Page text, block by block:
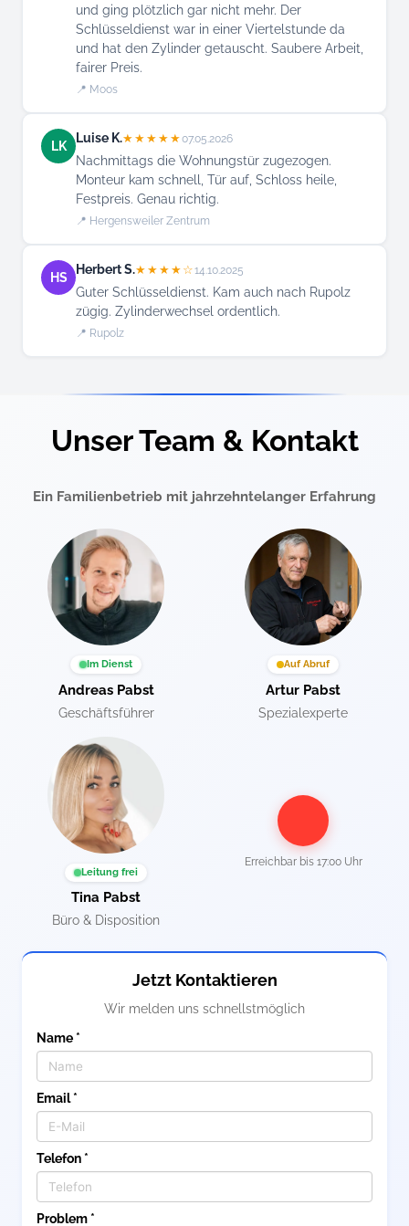
und ging plötzlich gar nicht mehr. Der
Schlüsseldienst war in einer Viertelstunde da
und hat den Zylinder getauscht. Saubere Arbeit,
fairer Preis.
📍 Moos
LK
Luise K.★★★★★07.05.2026
Nachmittags die Wohnungstür zugezogen.
Monteur kam schnell, Tür auf, Schloss heile,
Festpreis. Genau richtig.
📍 Hergensweiler Zentrum
HS
Herbert S.★★★★☆14.10.2025
Guter Schlüsseldienst. Kam auch nach Rupolz
zügig. Zylinderwechsel ordentlich.
📍 Rupolz
Unser Team & Kontakt
Ein Familienbetrieb mit jahrzehntelanger Erfahrung
Im Dienst
Andreas Pabst
Geschäftsführer
Auf Abruf
Artur Pabst
Spezialexperte
Leitung frei
Tina Pabst
Büro & Disposition
Erreichbar bis 17:00 Uhr
Jetzt Kontaktieren
Wir melden uns schnellstmöglich
Name *
Email *
Telefon *
Problem *